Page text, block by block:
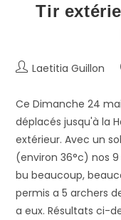
Tir
Auteur/autrice
publication :
Laetitia Guillon
Ce Dimanche 24
déplacés jusqu'à la
extérieur. Avec un
(environ 36°c) nos
bu beaucoup,
permis a 5 archers
a eux. Résultats ci-